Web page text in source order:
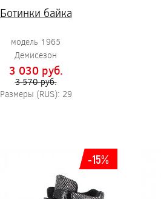
Ботинки байка
модель 1965
Демисезон
3 030 pуб.
3 570 pуб.
Размеры (RUS): 29
-15%